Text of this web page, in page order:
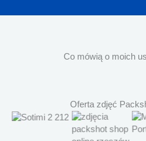
Co mówią o moich
Oferta zdjęć